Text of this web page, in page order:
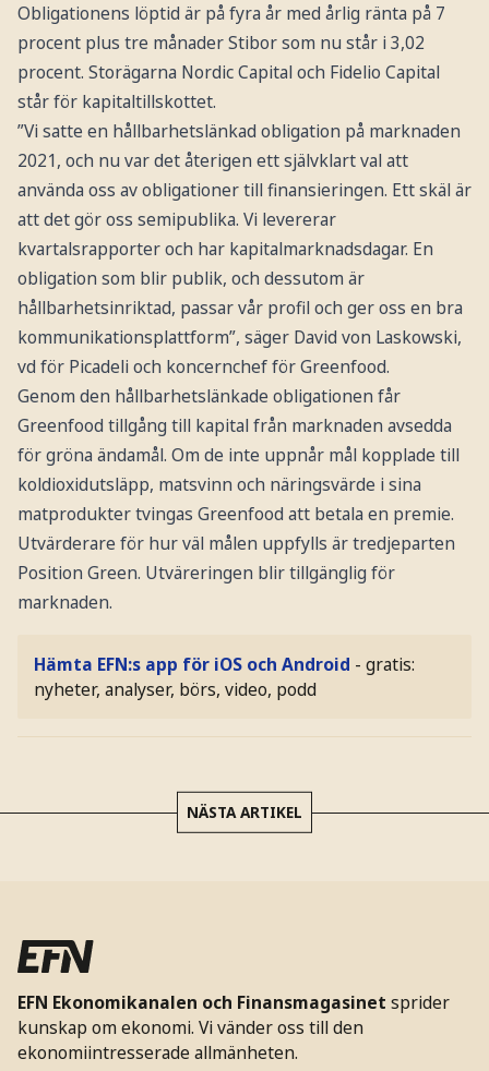
Obligationens löptid är på fyra år med årlig ränta på 7
procent plus tre månader Stibor som nu står i 3,02
procent. Storägarna Nordic Capital och Fidelio Capital
står för kapitaltillskottet.
”Vi satte en hållbarhetslänkad obligation på marknaden
2021, och nu var det återigen ett självklart val att
använda oss av obligationer till finansieringen. Ett skäl är
att det gör oss semipublika. Vi levererar
kvartalsrapporter och har kapitalmarknadsdagar. En
obligation som blir publik, och dessutom är
hållbarhetsinriktad, passar vår profil och ger oss en bra
kommunikationsplattform”, säger David von Laskowski,
vd för Picadeli och koncernchef för Greenfood.
Genom den hållbarhetslänkade obligationen får
Greenfood tillgång till kapital från marknaden avsedda
för gröna ändamål. Om de inte uppnår mål kopplade till
koldioxidutsläpp, matsvinn och näringsvärde i sina
matprodukter tvingas Greenfood att betala en premie.
Utvärderare för hur väl målen uppfylls är tredjeparten
Position Green. Utväreringen blir tillgänglig för
marknaden.
Hämta EFN:s app för iOS och Android - gratis:
nyheter, analyser, börs, video, podd
NÄSTA ARTIKEL
EFN Ekonomikanalen och Finansmagasinet sprider
kunskap om ekonomi. Vi vänder oss till den
ekonomiintresserade allmänheten.